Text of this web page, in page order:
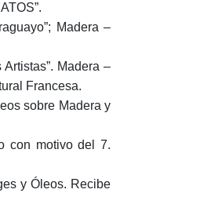
Madera –
Madera –
Francesa.
sobre Madera y
con motivo del 7.
y Óleos. Recibe